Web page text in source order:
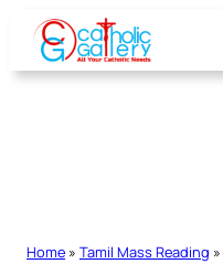
Skip
content
Home » Tamil Mass Reading »